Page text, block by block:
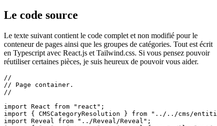
cessent de croître. Bien sûr, je vous invite à essayer la page par
vous-même.
Le code source
Le texte suivant contient le code complet et non modifié pour le
en Typescript avec React.js et Tailwind.css. Si vous pensez pouvoir
réutiliser certaines pièces, je suis heureux de pouvoir vous aider.
//
// Page container.
//